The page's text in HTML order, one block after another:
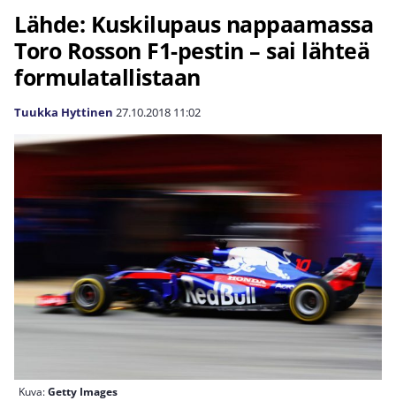
Lähde: Kuskilupaus nappaamassa
Toro Rosson F1-pestin – sai lähteä
formulatallistaan
Tuukka Hyttinen 27.10.2018 11:02
Kuva:Getty Images